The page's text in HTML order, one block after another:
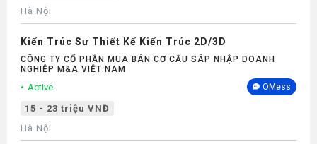
Hà Nội
Kiến Trúc Sư Thiết Kế Kiến Trúc 2D/3D
CÔNG TY CỔ PHẦN MUA BÁN CƠ CẤU SÁP NHẬP DOANH
NGHIỆP M&A VIỆT NAM
Active OMess
15 - 23 triệu VNĐ
Hà Nội